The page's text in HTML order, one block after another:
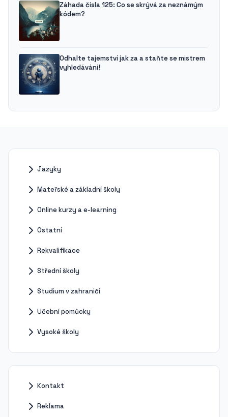
Záhada čísla 125: Co se skrývá za neznámým
kódem?
Odhalte tajemství jak za a staňte se mistrem
vyhledávání!
Jazyky
Mateřské a základní školy
Online kurzy a e-learning
Ostatní
Rekvalifikace
Střední školy
Studium v zahraničí
Učební pomůcky
Vysoké školy
Kontakt
Reklama